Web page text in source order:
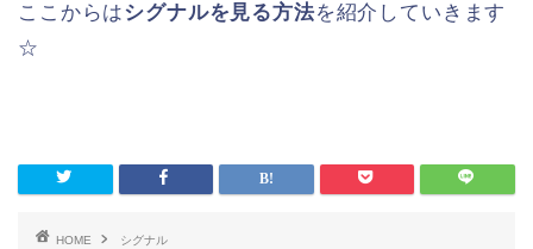
ここからはシグナルを見る方法を紹介していきます
☆
HOME
シグナル